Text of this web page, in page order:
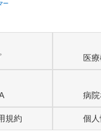
ー
医
病
規約 個